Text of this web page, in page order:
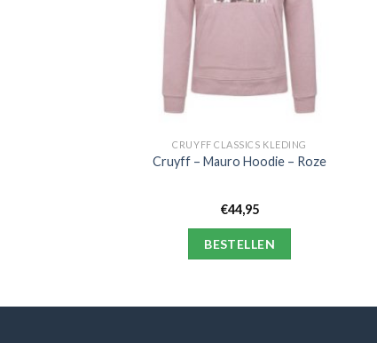
CRUYFF CLASSICS KLEDING
Cruyff – Mauro Hoodie – Roze
€44,95
BESTELLEN